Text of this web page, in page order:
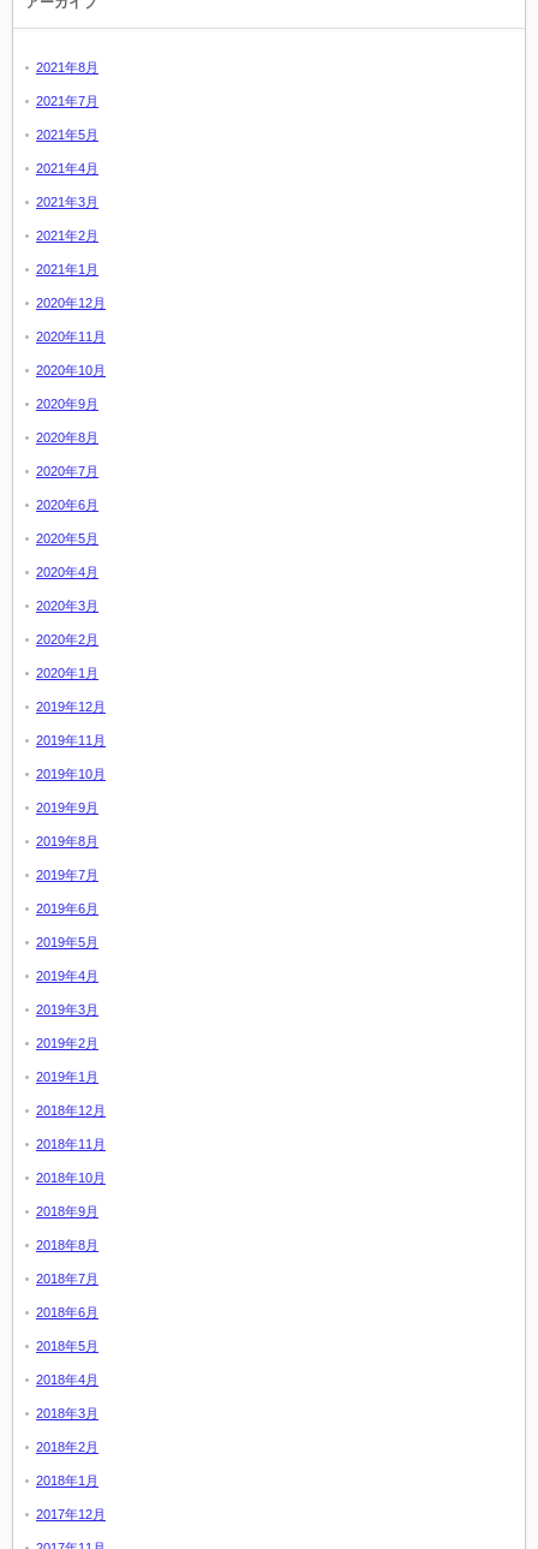
2021年8月
2021年7月
2021年5月
2021年4月
2021年3月
2021年2月
2021年1月
2020年12月
2020年11月
2020年10月
2020年9月
2020年8月
2020年7月
2020年6月
2020年5月
2020年4月
2020年3月
2020年2月
2020年1月
2019年12月
2019年11月
2019年10月
2019年9月
2019年8月
2019年7月
2019年6月
2019年5月
2019年4月
2019年3月
2019年2月
2019年1月
2018年12月
2018年11月
2018年10月
2018年9月
2018年8月
2018年7月
2018年6月
2018年5月
2018年4月
2018年3月
2018年2月
2018年1月
2017年12月